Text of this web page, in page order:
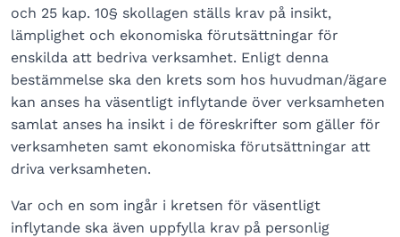
och 25 kap. 10§ skollagen ställs krav på insikt,
lämplighet och ekonomiska förutsättningar för
enskilda att bedriva verksamhet. Enligt denna
bestämmelse ska den krets som hos huvudman/ägare
kan anses ha väsentligt inflytande över verksamheten
samlat anses ha insikt i de föreskrifter som gäller för
verksamheten samt ekonomiska förutsättningar att
driva verksamheten.
Var och en som ingår i kretsen för väsentligt
inflytande ska även uppfylla krav på personlig